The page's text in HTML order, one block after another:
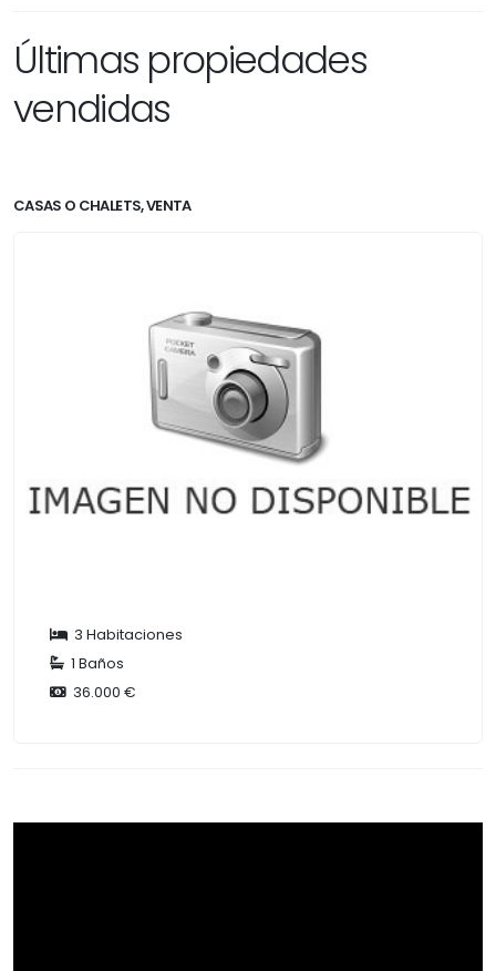
Últimas propiedades
vendidas
CASAS O CHALETS, VENTA
3 Habitaciones
1 Baños
36.000 €